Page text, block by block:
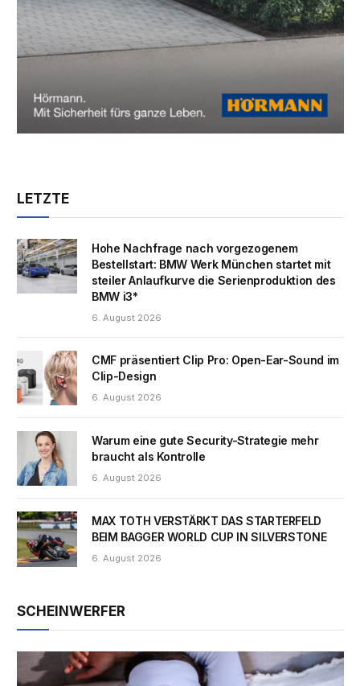
LETZTE
Hohe Nachfrage nach vorgezogenem
Bestellstart: BMW Werk München startet mit
steiler Anlaufkurve die Serienproduktion des
BMW i3*
6. August 2026
CMF präsentiert Clip Pro: Open-Ear-Sound im
Clip-Design
6. August 2026
Warum eine gute Security-Strategie mehr
braucht als Kontrolle
6. August 2026
MAX TOTH VERSTÄRKT DAS STARTERFELD
BEIM BAGGER WORLD CUP IN SILVERSTONE
6. August 2026
SCHEINWERFER